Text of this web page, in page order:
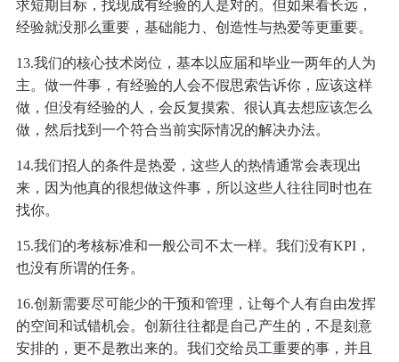
求短期目标，找现成有经验的人是对的。但如果看长远，
经验就没那么重要，基础能力、创造性与热爱等更重要。
13.我们的核心技术岗位，基本以应届和毕业一两年的人为
主。做一件事，有经验的人会不假思索告诉你，应该这样
做，但没有经验的人，会反复摸索、很认真去想应该怎么
做，然后找到一个符合当前实际情况的解决办法。
14.我们招人的条件是热爱，这些人的热情通常会表现出
来，因为他真的很想做这件事，所以这些人往往同时也在
找你。
15.我们的考核标准和一般公司不太一样。我们没有KPI，
也没有所谓的任务。
16.创新需要尽可能少的干预和管理，让每个人有自由发挥
的空间和试错机会。创新往往都是自己产生的，不是刻意
安排的，更不是教出来的。我们交给员工重要的事，并且